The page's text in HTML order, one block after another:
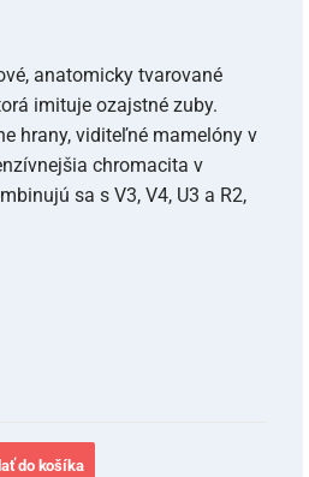
anatomicky tvarované
imituje ozajstné zuby.
hrany, viditeľné mamelóny v
chromacita v
sa s V3, V4, U3 a R2,
do košíka